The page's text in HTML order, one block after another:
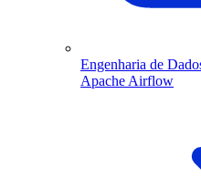
Engenharia de
Apache Airflow